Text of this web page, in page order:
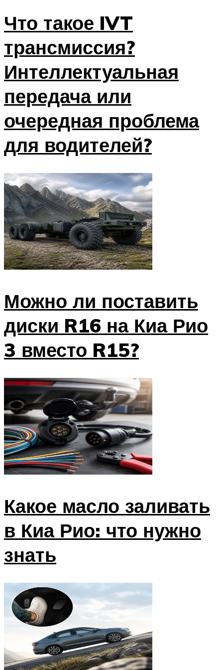
Что такое IVT
трансмиссия?
Интеллектуальная
передача или
очередная проблема
для водителей?
Можно ли поставить
диски R16 на Киа Рио
3 вместо R15?
Какое масло заливать
в Киа Рио: что нужно
знать